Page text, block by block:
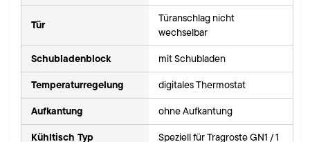
Tür
Türanschlag nicht
wechselbar
Schubladenblock mit Schubladen
Temperaturregelung digitales Thermostat
Aufkantung ohne Aufkantung
Kühltisch Typ Speziell für Tragroste GN1 / 1